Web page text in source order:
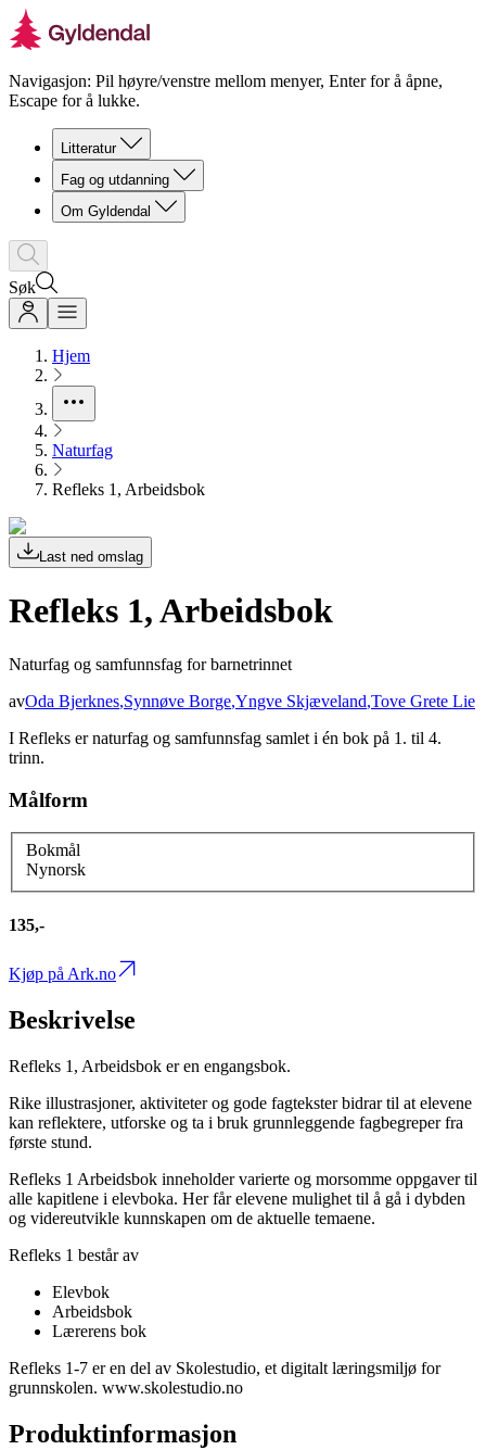
Navigasjon: Pil høyre/venstre mellom menyer, Enter for å åpne,
Escape for å lukke.
Litteratur
Fag og utdanning
Om Gyldendal
Søk
Hjem
Naturfag
Refleks 1, Arbeidsbok
Last ned omslag
Refleks 1, Arbeidsbok
Naturfag og samfunnsfag for barnetrinnet
avOda Bjerknes,Synnøve Borge,Yngve Skjæveland,Tove Grete Lie
I Refleks er naturfag og samfunnsfag samlet i én bok på 1. til 4.
trinn.
Målform
Bokmål
Nynorsk
135,-
Kjøp på Ark.no
Beskrivelse
Refleks 1, Arbeidsbok er en engangsbok.
Rike illustrasjoner, aktiviteter og gode fagtekster bidrar til at elevene
kan reflektere, utforske og ta i bruk grunnleggende fagbegreper fra
første stund.
Refleks 1 Arbeidsbok inneholder varierte og morsomme oppgaver til
alle kapitlene i elevboka. Her får elevene mulighet til å gå i dybden
og videreutvikle kunnskapen om de aktuelle temaene.
Refleks 1 består av
Elevbok
Arbeidsbok
Lærerens bok
Refleks 1-7 er en del av Skolestudio, et digitalt læringsmiljø for
grunnskolen. www.skolestudio.no
Produktinformasjon